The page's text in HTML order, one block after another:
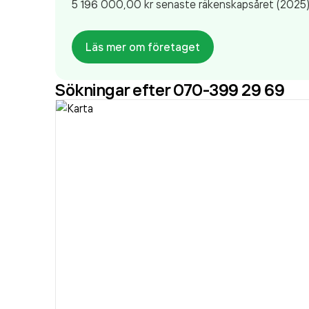
5 196 000,00 krsenaste räkenskapsåret
Läs mer om företaget
Sökningar efter 070-399 29 69